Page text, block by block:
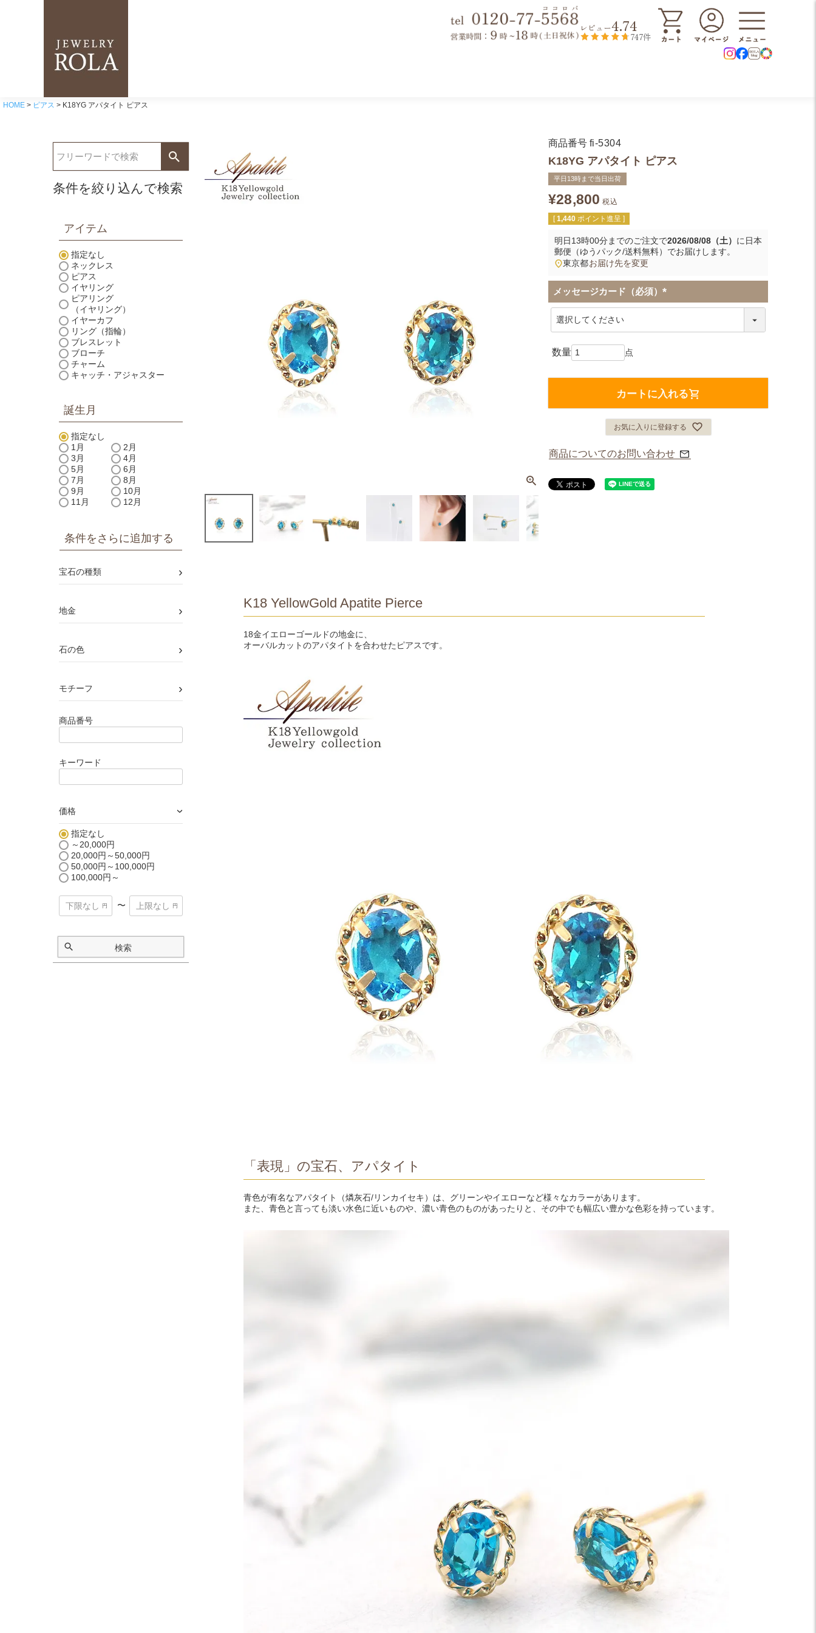
レビュー4.74
747件
HOME ピアス K18YG アパタイト ピアス
条件を絞り込んで検索
アイテム
指定なし
ネックレス
ピアス
イヤリング
ピアリング
（イヤリング）
イヤーカフ
リング（指輪）
ブレスレット
ブローチ
チャーム
キャッチ・アジャスター
誕生月
指定なし
1月
2月
3月
4月
5月
6月
7月
8月
9月
10月
11月
12月
条件をさらに追加する
宝石の種類 ›
地金 ›
石の色 ›
モチーフ ›
商品番号
キーワード
価格 ›
指定なし
～20,000円
20,000円～50,000円
50,000円～100,000円
100,000円～
〜
検索
商品番号 fi-5304
K18YG アパタイト ピアス
平日13時まで当日出荷
¥28,800 税込
[ 1,440 ポイント進呈 ]
明日13時00分までのご注文で2026/08/08（土） に 日本
郵便（ゆうパック/送料無料） でお届けします。
東京都お届け先を変更
メッセージカード（必須）
(
カートに入れる
お気に入りに登録する
商品についてのお問い合わせ
K18 YellowGold Apatite Pierce
18金イエローゴールドの地金に、
オーバルカットのアパタイトを合わせたピアスです。
「表現」の宝石、アパタイト
青色が有名なアパタイト（燐灰石/リンカイセキ）は、グリーンやイエローなど様々なカラーがあります。
また、青色と言っても淡い水色に近いものや、濃い青色のものがあったりと、その中でも幅広い豊かな色彩を持っています。